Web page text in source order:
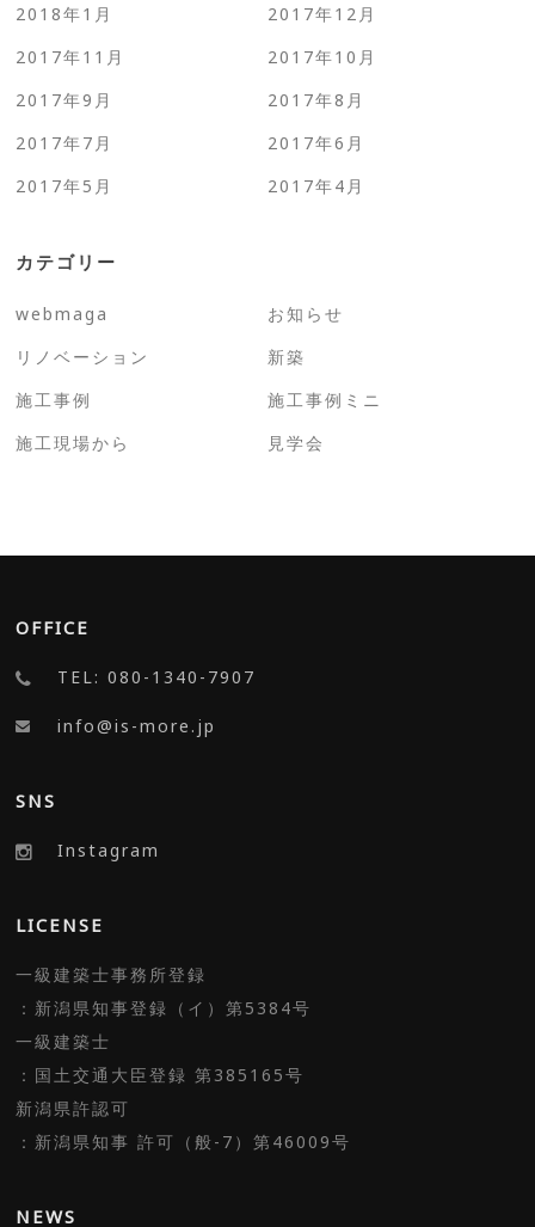
2018年1月
2017年12月
2017年11月
2017年10月
2017年9月
2017年8月
2017年7月
2017年6月
2017年5月
2017年4月
カテゴリー
webmaga
お知らせ
リノベーション
新築
施工事例
施工事例ミニ
施工現場から
見学会
OFFICE
TEL: 080-1340-7907
info@is-more.jp
SNS
Instagram
LICENSE
一級建築士事務所登録
：新潟県知事登録（イ）第5384号
一級建築士
：国土交通大臣登録 第385165号
新潟県許認可
：新潟県知事 許可（般-7）第46009号
NEWS